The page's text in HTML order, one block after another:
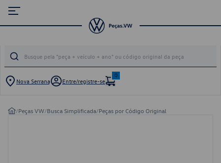
Nova Serrana Entre/registre-se
0
/Peças VW/Busca Simplificada/Peças por Código Original